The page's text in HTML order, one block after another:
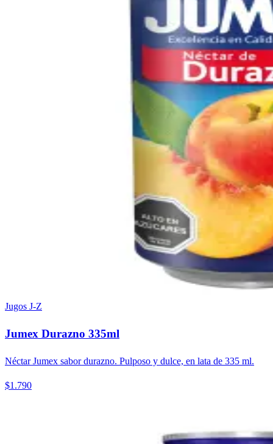
Jugos J-Z
Jumex Durazno 335ml
Néctar Jumex sabor durazno. Pulposo y dulce, en lata de 335 ml.
$1.790